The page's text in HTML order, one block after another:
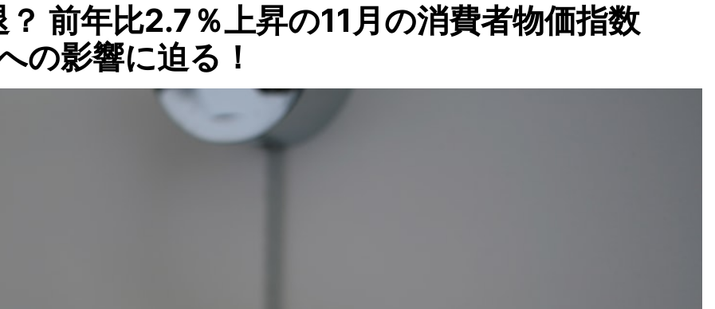
前年比2.7％上昇の11月の消費者物価指数
の影響に迫る！